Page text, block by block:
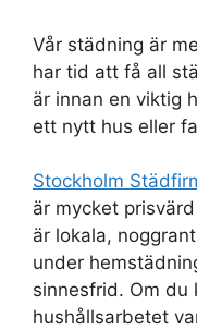
Vår städning är
har tid att få all
är innan en viktig
ett nytt hus eller
Stockholm
är mycket
är lokala,
under
sinnesfrid. Om du
hushållsarbetet